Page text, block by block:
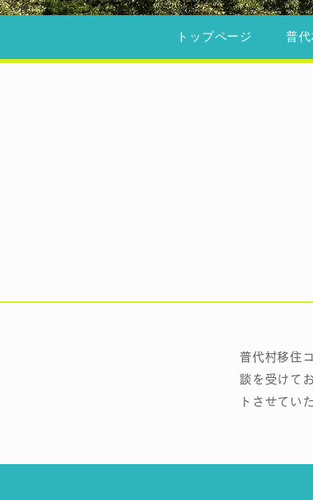
トップページ 普
普代村移住
談を受けて
トさせてい